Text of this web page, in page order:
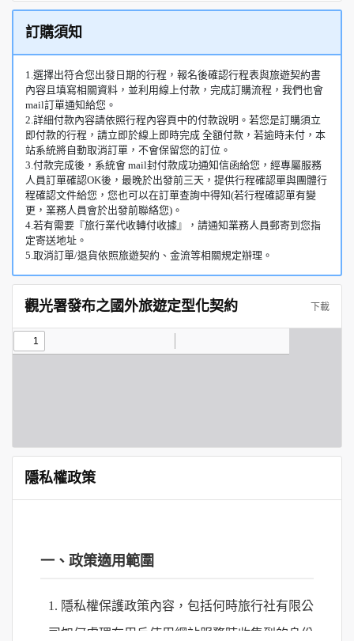
訂購須知
1.選擇出符合您出發日期的行程，報名後確認行程表與旅遊契約書
內容且填寫相關資料，並利用線上付款，完成訂購流程，我們也會
mail訂單通知給您。
2.詳細付款內容請依照行程內容頁中的付款說明。若您是訂購須立
即付款的行程，請立即於線上即時完成 全額付款，若逾時未付，本
站系統將自動取消訂單，不會保留您的訂位。
3.付款完成後，系統會 mail封付款成功通知信函給您，經專屬服務
人員訂單確認OK後，最晚於出發前三天，提供行程確認單與團體行
程確認文件給您，您也可以在訂單查詢中得知(若行程確認單有變
更，業務人員會於出發前聯絡您)。
4.若有需要『旅行業代收轉付收據』，請通知業務人員郵寄到您指
定寄送地址。
5.取消訂單/退貨依照旅遊契約、金流等相關規定辦理。
觀光署發布之國外旅遊定型化契約 下載
隱私權政策
一、政策適用範圍
1. 隱私權保護政策內容，包括何時旅行社有限公
司如何處理在用戶使用網站服務時收集到的身份